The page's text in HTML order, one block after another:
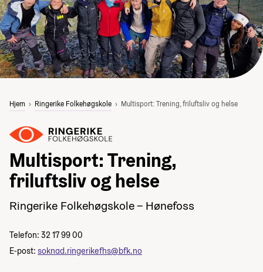
Hjem Ringerike Folkehøgskole Multisport: Trening, friluftsliv og helse
Multisport: Trening,
friluftsliv og helse
Ringerike Folkehøgskole – Hønefoss
Telefon: 32 17 99 00
E-post: soknad.ringerikefhs@bfk.no